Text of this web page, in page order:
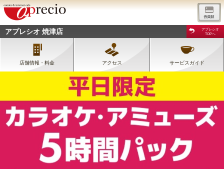
アプレシオ 焼津店
アプレシオ
TOPへ
店舗情報・料金 アクセス サービスガイド